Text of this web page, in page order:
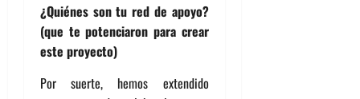
¿Quiénes son tu red de apoyo?
(que te potenciaron para crear
este proyecto)
Por suerte, hemos extendido